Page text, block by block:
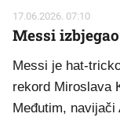
17.06.2026. 07:10
Messi
Messi je hat-
rekord Miroslava
Međutim,